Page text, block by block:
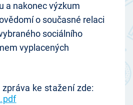
a nakonec výzkum
o současné relaci
sociálního
vyplacených
ke stažení zde: